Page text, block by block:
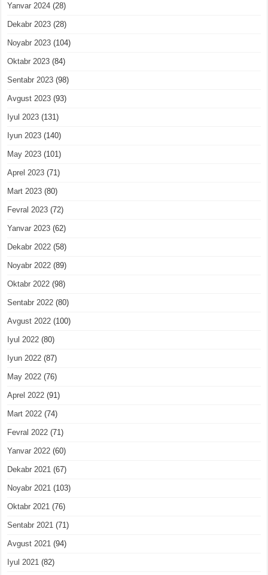
Yanvar 2024 (28)
Dekabr 2023 (28)
Noyabr 2023 (104)
Oktabr 2023 (84)
Sentabr 2023 (98)
Avgust 2023 (93)
Iyul 2023 (131)
Iyun 2023 (140)
May 2023 (101)
Aprel 2023 (71)
Mart 2023 (80)
Fevral 2023 (72)
Yanvar 2023 (62)
Dekabr 2022 (58)
Noyabr 2022 (89)
Oktabr 2022 (98)
Sentabr 2022 (80)
Avgust 2022 (100)
Iyul 2022 (80)
Iyun 2022 (87)
May 2022 (76)
Aprel 2022 (91)
Mart 2022 (74)
Fevral 2022 (71)
Yanvar 2022 (60)
Dekabr 2021 (67)
Noyabr 2021 (103)
Oktabr 2021 (76)
Sentabr 2021 (71)
Avgust 2021 (94)
Iyul 2021 (82)